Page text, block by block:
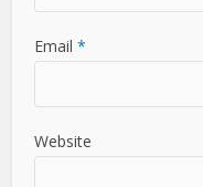
Email *
Website